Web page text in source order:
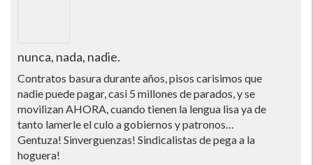
nunca, nada, nadie.
Contratos basura durante años, pisos carisimos que
nadie puede pagar, casi 5 millones de parados, y se
movilizan AHORA, cuando tienen la lengua lisa ya de
tanto lamerle el culo a gobiernos y patronos…
Gentuza! Sinverguenzas! Sindicalistas de pega a la
hoguera!